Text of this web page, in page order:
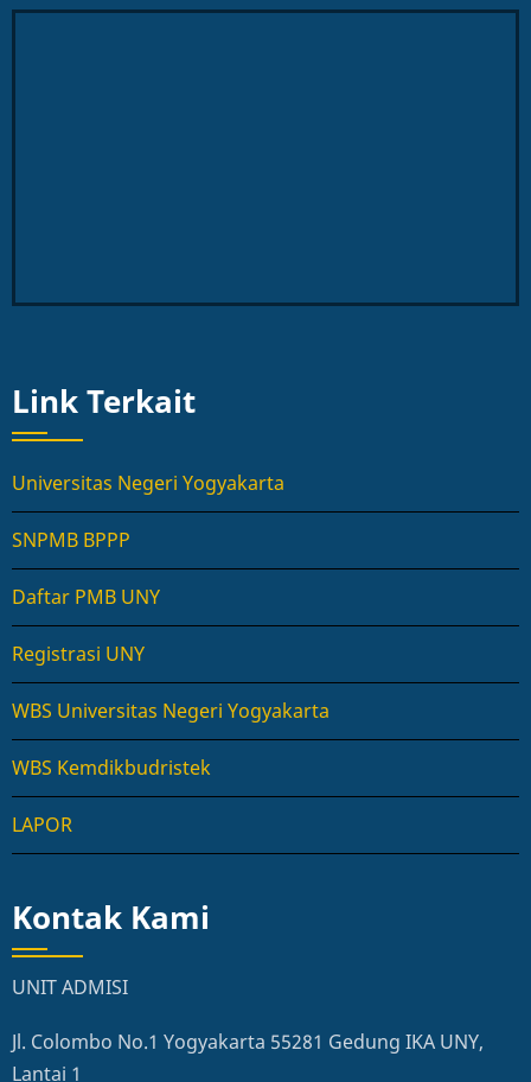
Link Terkait
Universitas Negeri Yogyakarta
SNPMB BPPP
Daftar PMB UNY
Registrasi UNY
WBS Universitas Negeri Yogyakarta
WBS Kemdikbudristek
LAPOR
Kontak Kami
UNIT ADMISI
Jl. Colombo No.1 Yogyakarta 55281 Gedung IKA UNY,
Lantai 1